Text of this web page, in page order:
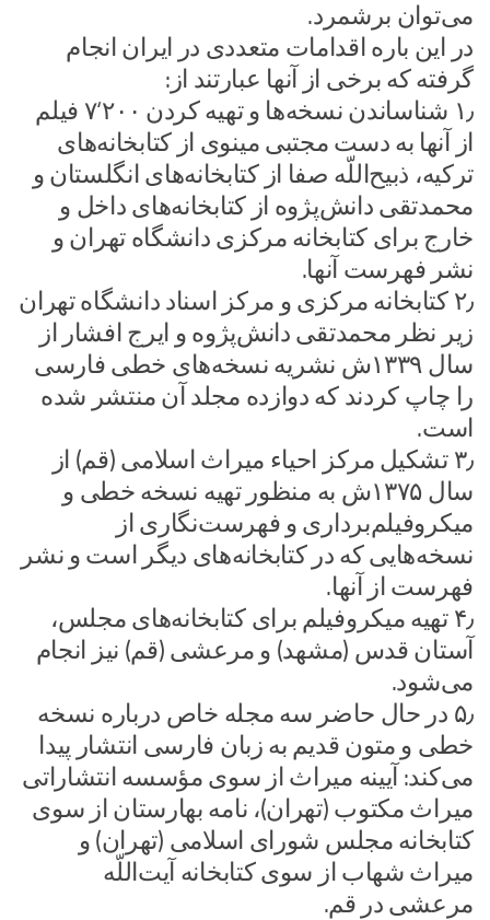
می‌توان برشمرد.
در این باره اقدامات متعددی در ایران انجام
گرفته که برخی از آنها عبارتند از:
۱٫ شناساندن نسخه‌ها و تهیه کردن ۲۰۰‘۷ فیلم
از آنها به دست مجتبی مینوی از کتابخانه‌های
ترکیه، ذبیح‌اللّه صفا از کتابخانه‌های انگلستان و
محمدتقی دانش‌پژوه از کتابخانه‌های داخل و
خارج برای کتابخانه مرکزی دانشگاه تهران و
نشر فهرست آنها.
۲٫ کتابخانه مرکزی و مرکز اسناد دانشگاه تهران
زیر نظر محمدتقی دانش‌پژوه و ایرج افشار از
سال ۱۳۳۹ش نشریه نسخه‌های خطی فارسی
را چاپ کردند که دوازده مجلد آن منتشر شده
است.
۳٫ تشکیل مرکز احیاء میراث اسلامی (قم) از
سال ۱۳۷۵ش به منظور تهیه نسخه خطی و
میکروفیلم‌برداری و فهرست‌نگاری از
نسخه‌هایی که در کتابخانه‌های دیگر است و نشر
فهرست از آنها.
۴٫ تهیه میکروفیلم برای کتابخانه‌های مجلس،
آستان قدس (مشهد) و مرعشی (قم) نیز انجام
می‌شود.
۵٫ در حال حاضر سه مجله خاص درباره نسخه
خطی و متون قدیم به زبان فارسی انتشار پیدا
می‌کند: آیینه میراث از سوی مؤسسه انتشاراتی
میراث مکتوب (تهران)، نامه بهارستان از سوی
کتابخانه مجلس شورای اسلامی (تهران) و
میراث شهاب از سوی کتابخانه آیت‌اللّه
مرعشی در قم.